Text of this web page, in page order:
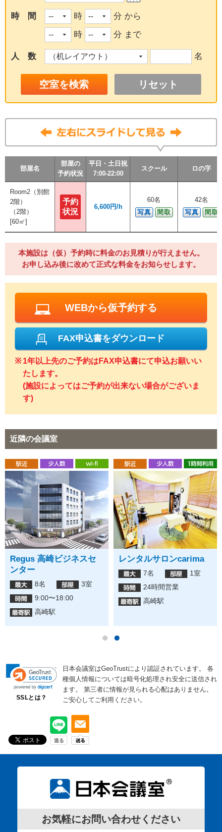
時 間 時
分 から
時
分 まで
人 数 名
リセット
部屋名
部屋の
予約状況
平日・土日祝
7:00-22:00
スクール ロの字
部屋名
部屋の
予約状況
平日・土日祝
7:00-22:00
スクール ロの字
部屋名
部屋の
予約状況
平日・土日祝
7:00-22:00
スクール ロの字
Room2（別館
2階）
（2階）
[60㎡]
予約
状況
6,600円/h
60名
写真
間取
42名
写真
間取
部屋名
部屋の
予約状況
平日・土日祝
7:00-22:00
スクール ロの字
Room2（別館
2階）
（2階）
[60㎡]
予約
状況
6,600円/h
60名
写真
間取
42名
写真
間取
本施設は（仮）予約時に料金のお見積りが行えません。
お申し込み後に改めて正式な料金をお知らせします。
WEBから仮予約する
FAX申込書をダウンロード
1年以上先のご予約はFAX申込書にて申込お願いい
たします。
(施設によってはご予約が出来ない場合がございま
す)
近隣の会議室
Regus 高崎ビジネスセ
ンター
8名
3室
9:00〜18:00
高崎駅
レンタルサロンcarima
7名
1室
24時間営業
高崎駅
SSLとは？
日本会議室はGeoTrustにより認証されています。
各
種個人情報については暗号化処理され安全に送信され
ます。
第三者に情報が見られる心配はありません。
ご安心してご利用ください。
お気軽にお問い合わせください